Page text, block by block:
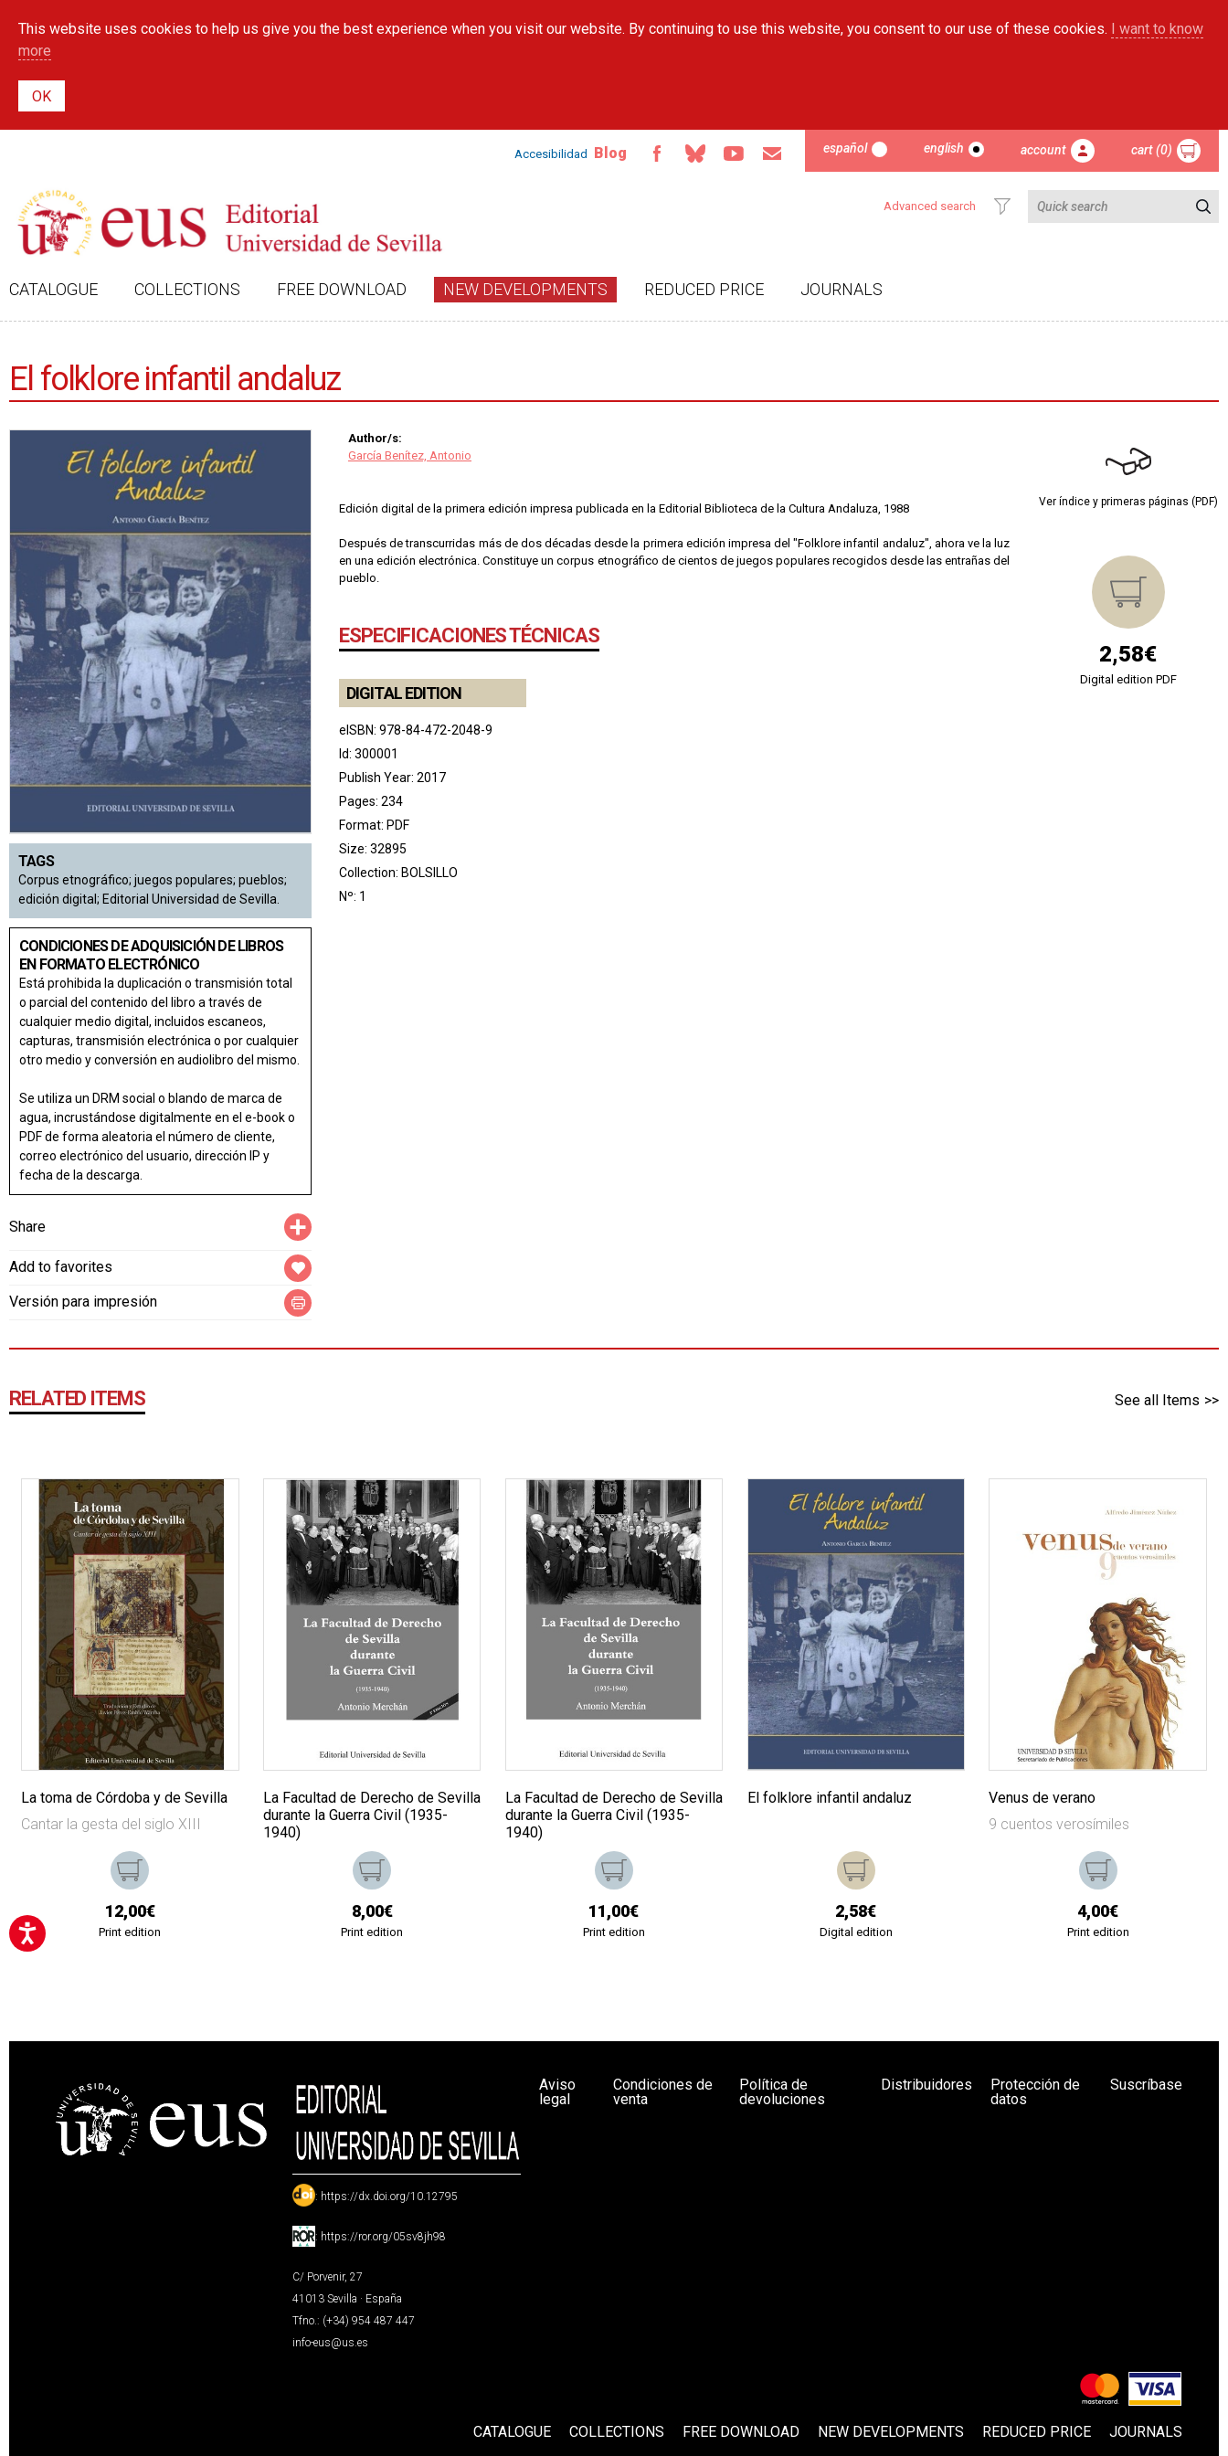
main
This website uses cookies to help us give you the best experience when you visit our website. By continuing to use this website, you consent to our use of these cookies. I want to know
more
Accesibilidad Blog español english account cart (0)
Advanced search
CATALOGUE COLLECTIONS FREE DOWNLOAD NEW DEVELOPMENTS REDUCED PRICE JOURNALS
El folklore infantil andaluz
TAGS
Corpus etnográfico; juegos populares; pueblos;
edición digital; Editorial Universidad de Sevilla.
CONDICIONES DE ADQUISICIÓN DE LIBROS
EN FORMATO ELECTRÓNICO
Está prohibida la duplicación o transmisión total
o parcial del contenido del libro a través de
cualquier medio digital, incluidos escaneos,
capturas, transmisión electrónica o por cualquier
otro medio y conversión en audiolibro del mismo.
Se utiliza un DRM social o blando de marca de
agua, incrustándose digitalmente en el e-book o
PDF de forma aleatoria el número de cliente,
correo electrónico del usuario, dirección IP y
fecha de la descarga.
Share
Add to favorites
Versión para impresión
Author/s:
García Benítez, Antonio
Edición digital de la primera edición impresa publicada en la Editorial Biblioteca de la Cultura Andaluza, 1988
Después de transcurridas más de dos décadas desde la primera edición impresa del "Folklore infantil andaluz", ahora ve la luz
en una edición electrónica. Constituye un corpus etnográfico de cientos de juegos populares recogidos desde las entrañas del
pueblo.
ESPECIFICACIONES TÉCNICAS
DIGITAL EDITION
eISBN: 978-84-472-2048-9
Id: 300001
Publish Year: 2017
Pages: 234
Format: PDF
Size: 32895
Collection: BOLSILLO
Nº: 1
Ver índice y primeras páginas (PDF)
2,58€
Digital edition PDF
RELATED ITEMS See all Items
La toma de Córdoba y de Sevilla
Cantar la gesta del siglo XIII
12,00€
Print edition
La Facultad de Derecho de Sevilla
durante la Guerra Civil (1935-
1940)
8,00€
Print edition
La Facultad de Derecho de Sevilla
durante la Guerra Civil (1935-
1940)
11,00€
Print edition
El folklore infantil andaluz
2,58€
Digital edition
Venus de verano
9 cuentos verosímiles
4,00€
Print edition
: https://dx.doi.org/10.12795
: https://ror.org/05sv8jh98
C/ Porvenir, 27
41013 Sevilla · España
Tfno.: (+34) 954 487 447
info-eus@us.es
Aviso
legal
Condiciones de
venta
Política de
devoluciones
Distribuidores
Protección de
datos
Suscríbase
CATALOGUE COLLECTIONS FREE DOWNLOAD NEW DEVELOPMENTS REDUCED PRICE JOURNALS